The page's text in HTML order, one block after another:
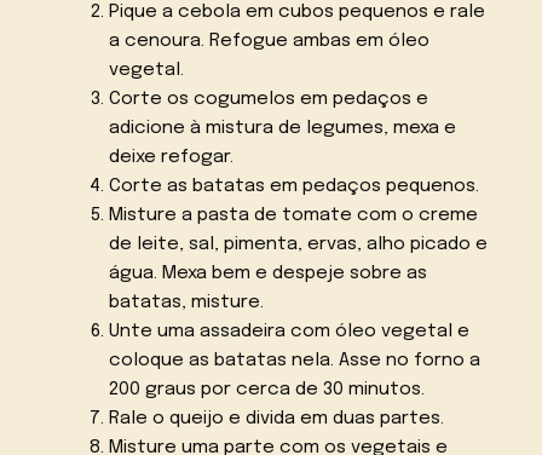
Pique a cebola em cubos pequenos e rale
a cenoura. Refogue ambas em óleo
vegetal.
Corte os cogumelos em pedaços e
adicione à mistura de legumes, mexa e
deixe refogar.
Corte as batatas em pedaços pequenos.
Misture a pasta de tomate com o creme
de leite, sal, pimenta, ervas, alho picado e
água. Mexa bem e despeje sobre as
batatas, misture.
Unte uma assadeira com óleo vegetal e
coloque as batatas nela. Asse no forno a
200 graus por cerca de 30 minutos.
Rale o queijo e divida em duas partes.
Misture uma parte com os vegetais e